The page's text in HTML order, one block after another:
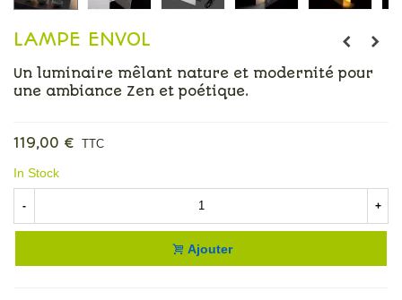
LAMPE ENVOL
Un luminaire mêlant nature et modernité pour
une ambiance Zen et poétique.
119,00 € TTC
In Stock
- +
Ajouter